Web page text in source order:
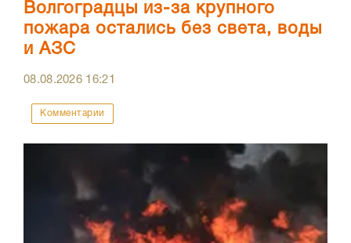
Волгоградцы из-за крупного
пожара остались без света, воды
и АЗС
08.08.2026 16:21
Комментарии